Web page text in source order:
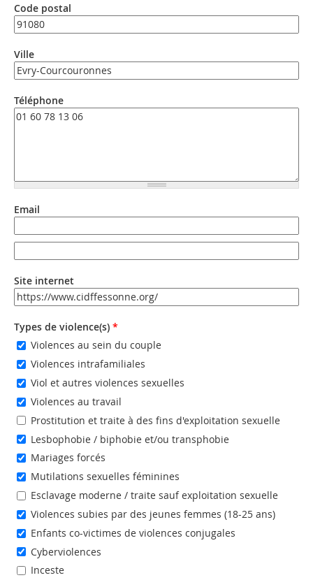
Code postal
Ville
Téléphone
Email
Site internet
URL
Types de violence(s) *
Violences au sein du couple
Violences intrafamiliales
Viol et autres violences sexuelles
Violences au travail
Prostitution et traite à des fins d'exploitation sexuelle
Lesbophobie / biphobie et/ou transphobie
Mariages forcés
Mutilations sexuelles féminines
Esclavage moderne / traite sauf exploitation sexuelle
Violences subies par des jeunes femmes (18-25 ans)
Enfants co-victimes de violences conjugales
Cyberviolences
Inceste